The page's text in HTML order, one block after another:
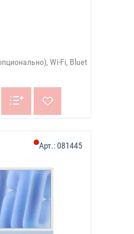
Wi-Fi, Bluet
Арт.:081445